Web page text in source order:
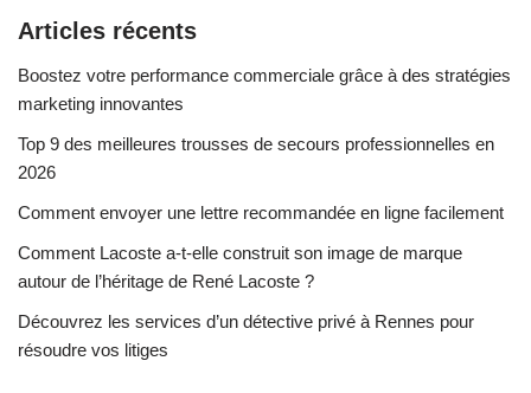
Articles récents
Boostez votre performance commerciale grâce à des stratégies
marketing innovantes
Top 9 des meilleures trousses de secours professionnelles en
2026
Comment envoyer une lettre recommandée en ligne facilement
Comment Lacoste a-t-elle construit son image de marque
autour de l’héritage de René Lacoste ?
Découvrez les services d’un détective privé à Rennes pour
résoudre vos litiges